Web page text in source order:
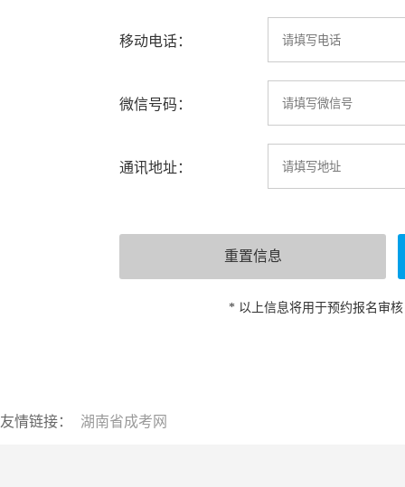
移动电话：
微信号码：
通讯地址：
* 以上信息将用于预约报名审
友情链接： 湖南省成考网